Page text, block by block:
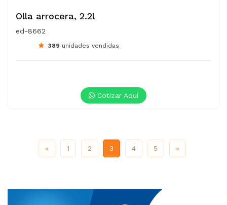
Olla arrocera, 2.2l
ed-8662
389 unidades vendidas
Cotizar Aquí
« Previous
1 2 3 4 5 »Next